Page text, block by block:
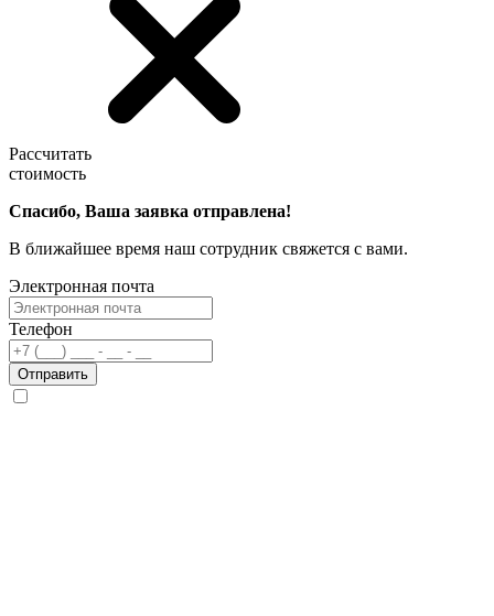
Рассчитать
стоимость
Спасибо, Ваша заявка отправлена!
В ближайшее время наш сотрудник свяжется с вами.
Электронная почта
Телефон
Отправить